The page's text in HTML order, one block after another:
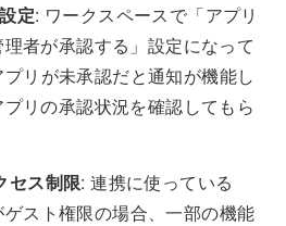
定: ワークスペースで「アプリ
者が承認する」設定になって
リが未承認だと通知が機能し
リの承認状況を確認してもら
セス制限: 連携に使っている
スト権限の場合、一部の機能